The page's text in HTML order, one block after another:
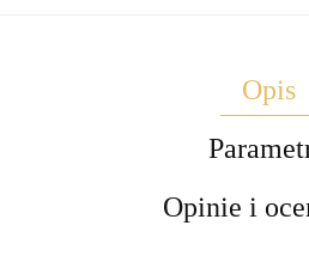
Opis
Opinie i